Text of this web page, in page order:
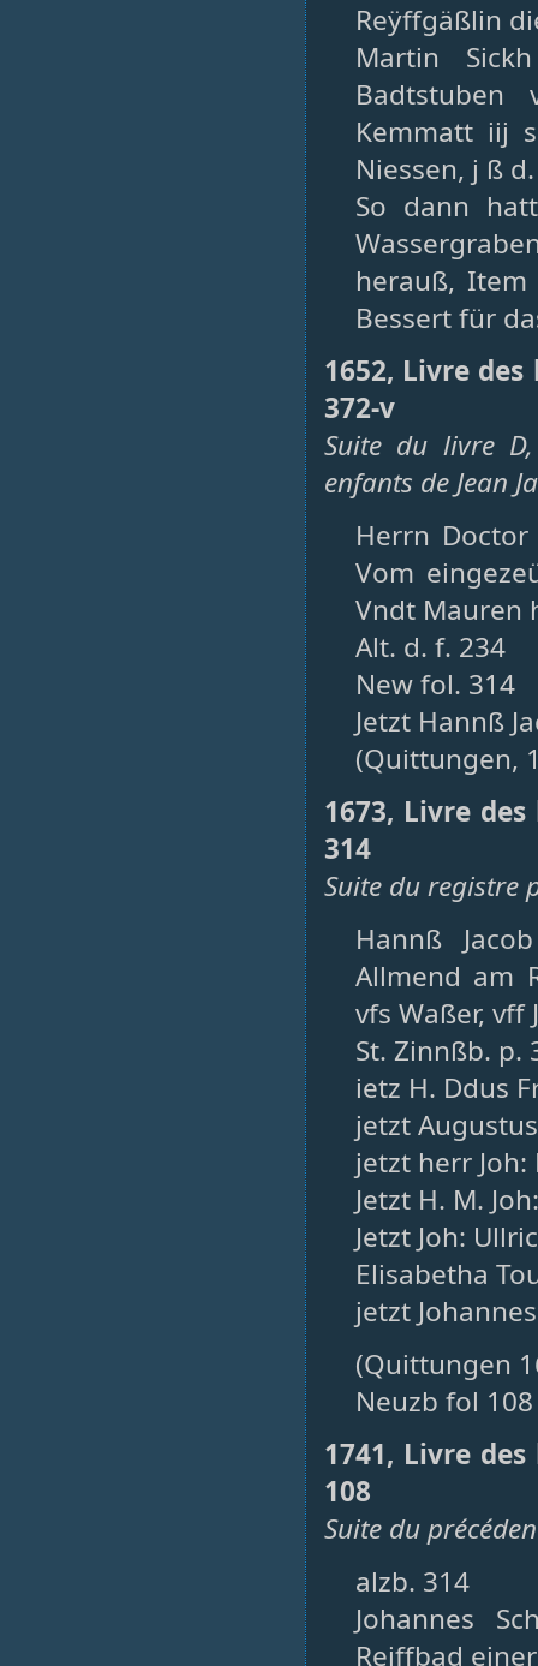
Reÿffgäßlin
Martin
Badtstuben
Kemmatt iij
Niessen, j ß d.
So dann
herauß,
Bessert für
1652, Livre
372-v
Suite du livre
enfants de Jean
Herrn
Vom
Vndt Mauren
Alt. d. f. 234
New fol. 314
Jetzt Hannß
(Quittungen,
1673, Livre
314
Suite du registre
Hannß
Allmend am
vfs Waßer, vff
St. Zinnßb. p.
ietz H. Ddus
jetzt
jetzt herr
Jetzt H. M.
Jetzt Joh:
Elisabetha
jetzt
(Quittungen
Neuzb fol 108
1741, Livre
108
Suite du
alzb. 314
Johannes
Reiffbad